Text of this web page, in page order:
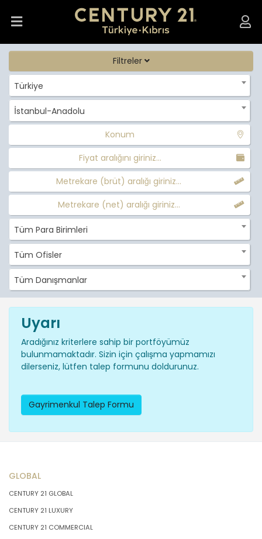
Filtreler
Türkiye
İstanbul-Anadolu
Konum
Fiyat aralığını giriniz...
Metrekare (brüt) aralığı giriniz...
Metrekare (net) aralığı giriniz...
Tüm Para Birimleri
Tüm Ofisler
Tüm Danışmanlar
Uyarı
Aradığınız kriterlere sahip bir portföyümüz
bulunmamaktadır. Sizin için çalışma yapmamızı
dilerseniz, lütfen talep formunu doldurunuz.
Gayrimenkul Talep Formu
GLOBAL
CENTURY 21 GLOBAL
CENTURY 21 LUXURY
CENTURY 21 COMMERCIAL